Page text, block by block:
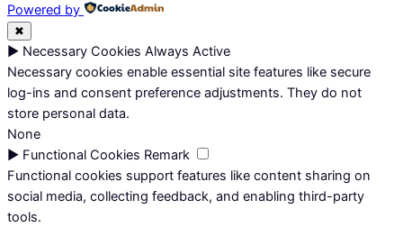
Powered by
✖
► Necessary Cookies Always Active
Necessary cookies enable essential site features like secure
log-ins and consent preference adjustments. They do not
store personal data.
None
► Functional Cookies Remark
Functional cookies support features like content sharing on
social media, collecting feedback, and enabling third-party
tools.